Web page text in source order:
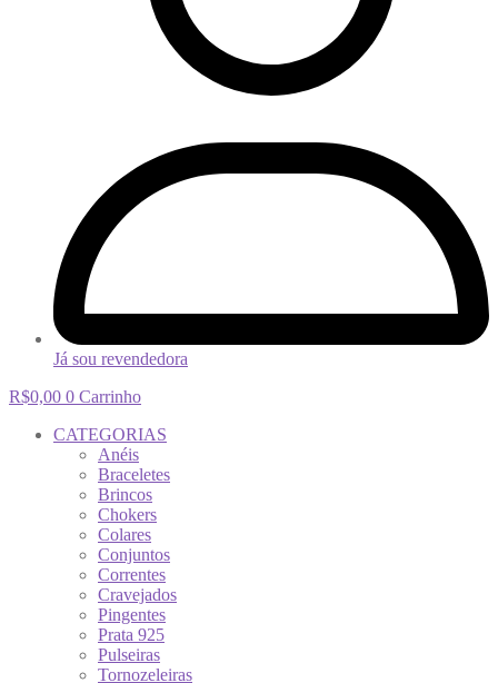
Já sou revendedora
R$0,00 0 Carrinho
CATEGORIAS
Anéis
Braceletes
Brincos
Chokers
Colares
Conjuntos
Correntes
Cravejados
Pingentes
Prata 925
Pulseiras
Tornozeleiras